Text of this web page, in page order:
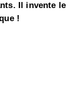
Il invente le
!